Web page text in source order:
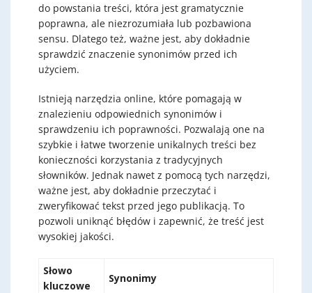
do powstania treści, która jest gramatycznie
poprawna, ale niezrozumiała lub pozbawiona
sensu. Dlatego też, ważne jest, aby dokładnie
sprawdzić znaczenie synonimów przed ich
użyciem.
Istnieją narzędzia online, które pomagają w
znalezieniu odpowiednich synonimów i
sprawdzeniu ich poprawności. Pozwalają one na
szybkie i łatwe tworzenie unikalnych treści bez
konieczności korzystania z tradycyjnych
słowników. Jednak nawet z pomocą tych narzędzi,
ważne jest, aby dokładnie przeczytać i
zweryfikować tekst przed jego publikacją. To
pozwoli uniknąć błędów i zapewnić, że treść jest
wysokiej jakości.
Słowo
kluczowe
Synonimy